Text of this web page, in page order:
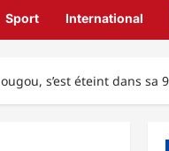
Sport International
s’est éteint dans sa